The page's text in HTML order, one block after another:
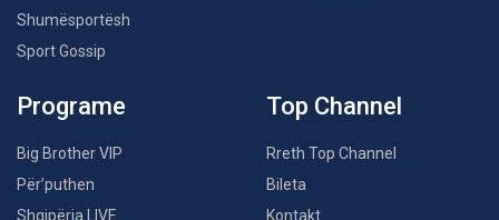
Shumësportësh
Sport Gossip
Programe
Big Brother VIP
Për’puthen
Shqipëria LIVE
Top Channel
Rreth Top Channel
Bileta
Kontakt